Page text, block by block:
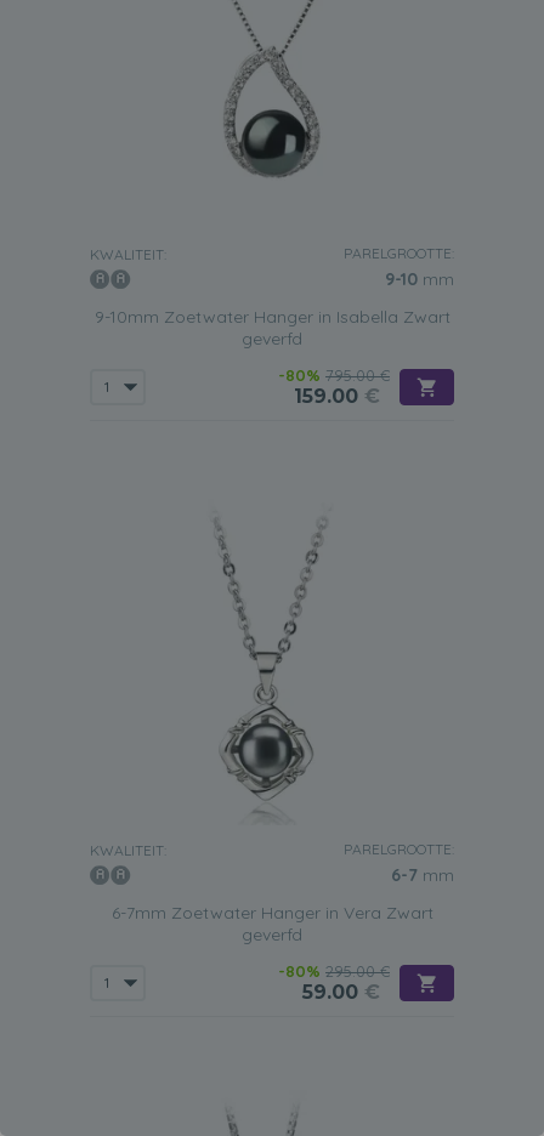
KWALITEIT: PARELGROOTTE:
9-10 mm
9-10mm Zoetwater Hanger in Isabella Zwart
geverfd
-80% 795.00 €
159.00 €
KWALITEIT: PARELGROOTTE:
6-7 mm
6-7mm Zoetwater Hanger in Vera Zwart
geverfd
-80% 295.00 €
59.00 €